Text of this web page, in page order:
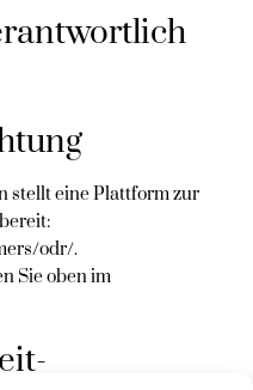
stellt eine Plattform zur
odr/.
Sie oben im